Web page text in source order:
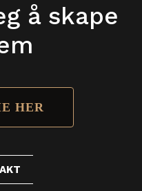
å skape
HER